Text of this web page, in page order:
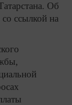
Об
ссылкой на